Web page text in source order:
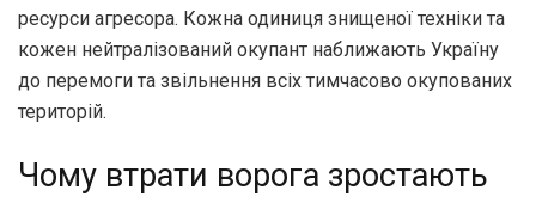
ресурси агресора. Кожна одиниця знищеної техніки та
кожен нейтралізований окупант наближають Україну
до перемоги та звільнення всіх тимчасово окупованих
територій.
Чому втрати ворога зростають